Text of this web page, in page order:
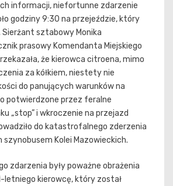
informacji, niefortunne zdarzenie
godziny 9:30 na przejeździe, który
Sierżant sztabowy Monika
prasowy Komendanta Miejskiego
że kierowca citroena, mimo
za kółkiem, niestety nie
do panujących warunków na
potwierdzone przez feralne
„stop” i wkroczenie na przejazd
do katastrofalnego zderzenia
szynobusem Kolei Mazowieckich.
zdarzenia były poważne obrażenia
letniego kierowcę, który został